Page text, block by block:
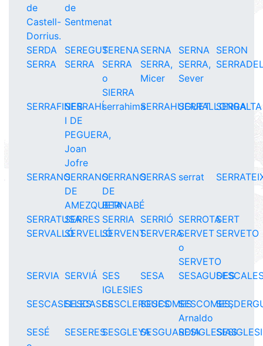
de
Castell-
Dorrius.
de
Sentmenat
SERDA SEREGUTSERENASERNA SERNA
SERON
SERRA
SERRA
SERRA
o
SIERRA
SERRA,
Micer
SERRA,
Sever
SERRAFINESSERRAHÍ
I DE
PEGUERA,
Joan
Jofre
serrahimaSERRAHUGUETSERRALLONGA
SERRALTA
SERRANOSERRANO
DE
AMEZQUETA
SERRANO
DE
BERNABÉ
SERRAS serrat
SERRATUSASERRES SERRIA SERRIÓ SERROTASERT
SERVALLÓSERVELLÓSERVENTSERVERASERVET
o
SERVETO
SERVETO
SERVIA SERVIÁ SES
IGLESIES
SESA SESAGUDES
SESCASELLES
SESCASESSESCLERGUES
SESCOMESSESCOMES,
Arnaldo
SESÉ
SESERESSESGLEYASESGUARDIASESIGLESIAS